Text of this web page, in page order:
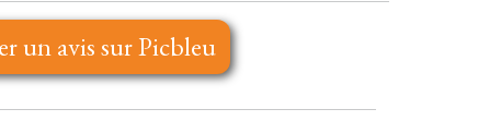
un avis sur Picbleu